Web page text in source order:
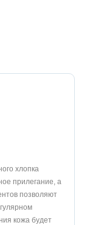
хлопка
прилегание, а
позволяют
кожа будет